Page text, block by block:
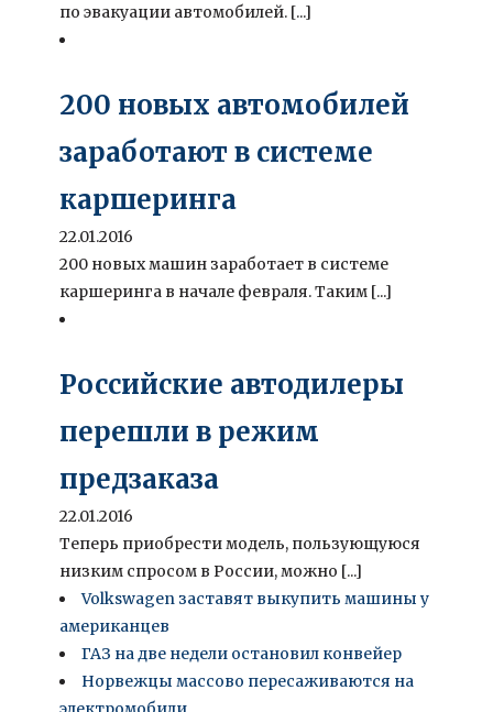
по эвакуации автомобилей. [...]
200 новых автомобилей
заработают в системе
каршеринга
22.01.2016
200 новых машин заработает в системе
каршеринга в начале февраля. Таким [...]
Российские автодилеры
перешли в режим
предзаказа
22.01.2016
Теперь приобрести модель, пользующуюся
низким спросом в России, можно [...]
Volkswagen заставят выкупить машины у
американцев
ГАЗ на две недели остановил конвейер
Норвежцы массово пересаживаются на